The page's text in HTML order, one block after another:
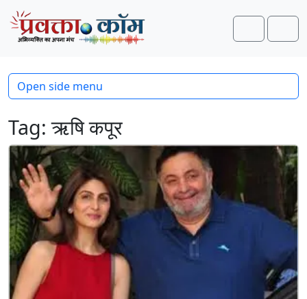
Skip to content
Skip to footer
Search
Tag:ऋषि कपूर
Open side menu